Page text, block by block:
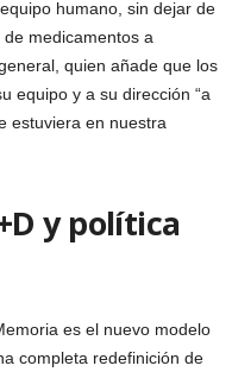
humano, sin dejar de
medicamentos a
quien añade que los
equipo y a su dirección “a
estuviera en nuestra
y política
es el nuevo modelo
completa redefinición de